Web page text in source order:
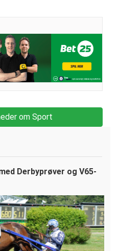
om Sport
Derbyprøver og V65-